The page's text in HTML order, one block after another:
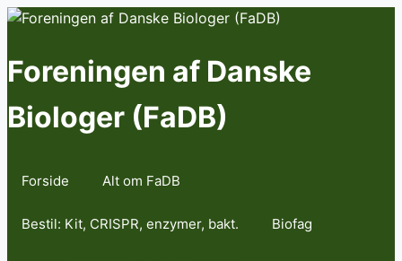
Skip
content
Foreningen af Danske
Biologer (FaDB)
Forside Alt om FaDB
Bestil: Kit, CRISPR, enzymer, bakt. Biofag